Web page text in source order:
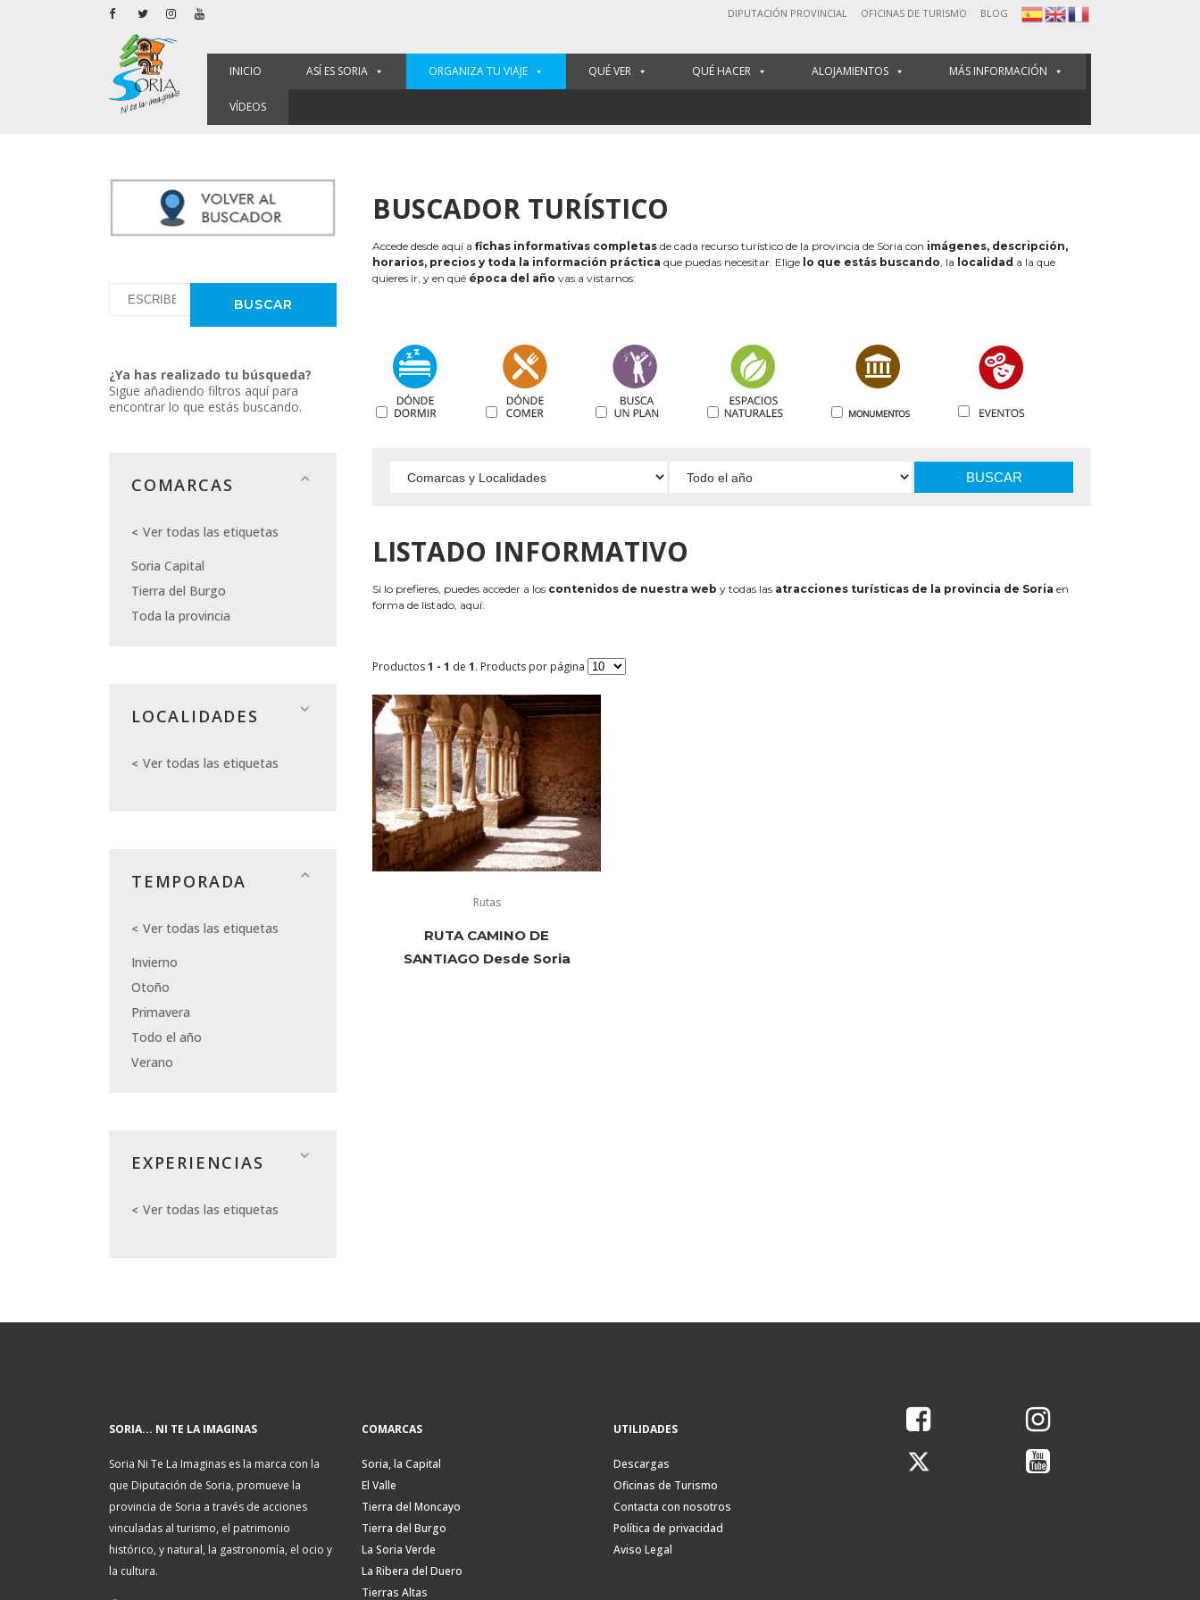
DIPUTACIÓN PROVINCIAL OFICINAS DE TURISMO BLOG
INICIO ASÍ ES SORIA ORGANIZA TU VIAJE QUÉ VER QUÉ HACER ALOJAMIENTOS MÁS INFORMACIÓN
VÍDEOS
¿Ya has realizado tu búsqueda?
Sigue añadiendo filtros aquí para
encontrar lo que estás buscando.
COMARCAS
Ver todas las etiquetas
Soria Capital
Tierra del Burgo
Toda la provincia
LOCALIDADES
Ver todas las etiquetas
TEMPORADA
Ver todas las etiquetas
Invierno
Otoño
Primavera
Todo el año
Verano
EXPERIENCIAS
Ver todas las etiquetas
BUSCADOR TURÍSTICO
Accede desde aquí a fichas informativas completas de cada recurso turístico de la provincia de Soria con imágenes, descripción,
horarios, precios y toda la información práctica que puedas necesitar. Elige lo que estás buscando, la localidad a la que
quieres ir, y en qué época del año vas a vistarnos:
BUSCAR
LISTADO INFORMATIVO
Si lo prefieres, puedes acceder a los contenidos de nuestra web y todas las atracciones turísticas de la provincia de Soria en
forma de listado, aquí:
Productos1 - 1 de 1. Products por página
Rutas
RUTA CAMINO DE
SANTIAGO Desde Soria
SORIA... NI TE LA IMAGINAS
Soria Ni Te La Imaginas es la marca con la
que Diputación de Soria, promueve la
provincia de Soria a través de acciones
vinculadas al turismo, el patrimonio
histórico, y natural, la gastronomía, el ocio y
la cultura.
COMARCAS
Soria, la Capital
El Valle
Tierra del Moncayo
Tierra del Burgo
La Soria Verde
La Ribera del Duero
Tierras Altas
UTILIDADES
Descargas
Oficinas de Turismo
Contacta con nosotros
Política de privacidad
Aviso Legal